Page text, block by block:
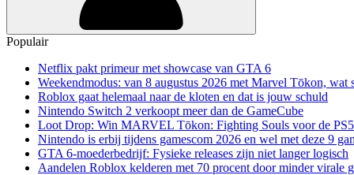
Populair
Netflix pakt primeur met showcase van GTA 6
Weekendmodus: van 8 augustus 2026 met Marvel Tōkon, wat
Roblox gaat helemaal naar de kloten en dat is jouw schuld
Nintendo Switch 2 verkoopt meer dan de GameCube
Loot Drop: Win MARVEL Tōkon: Fighting Souls voor de PS5
Nintendo is erbij tijdens gamescom 2026 en wel met deze 9
GTA 6-moederbedrijf: Fysieke releases zijn niet langer logisch
Aandelen Roblox kelderen met 70 procent door minder virale